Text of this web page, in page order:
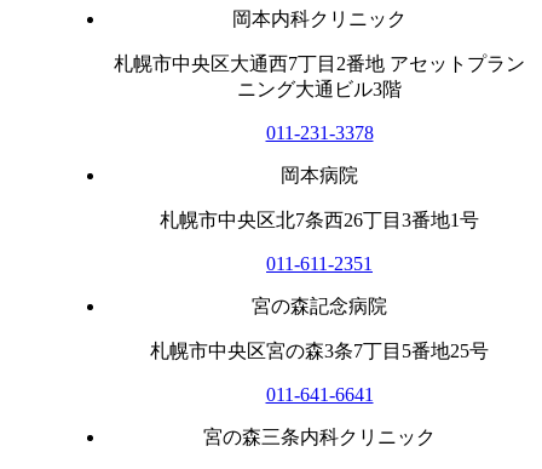
岡本内科クリニック
札幌市中央区大通西7丁目2番地 アセットプラン
ニング大通ビル3階
011-231-3378
岡本病院
札幌市中央区北7条西26丁目3番地1号
011-611-2351
宮の森記念病院
札幌市中央区宮の森3条7丁目5番地25号
011-641-6641
宮の森三条内科クリニック